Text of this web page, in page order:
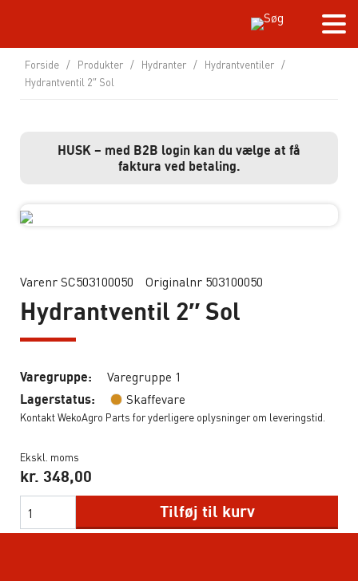
Forside / Produkter / Hydranter / Hydrantventiler /
Hydrantventil 2″ Sol
HUSK – med B2B login kan du vælge at få
faktura ved betaling.
Varenr SC503100050 Originalnr 503100050
Hydrantventil 2″ Sol
Varegruppe: Varegruppe 1
Lagerstatus: Skaffevare
Kontakt WekoAgro Parts for yderligere oplysninger om leveringstid.
Ekskl. moms
kr. 348,00
Tilføj til kurv